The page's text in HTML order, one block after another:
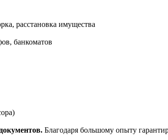
расстановка имущества
банкоматов
Благодаря большому опыту